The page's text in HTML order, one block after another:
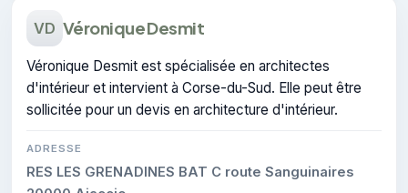
VD Véronique Desmit
Véronique Desmit est spécialisée en architectes
d'intérieur et intervient à Corse-du-Sud. Elle peut être
sollicitée pour un devis en architecture d'intérieur.
ADRESSE
RES LES GRENADINES BAT C route Sanguinaires